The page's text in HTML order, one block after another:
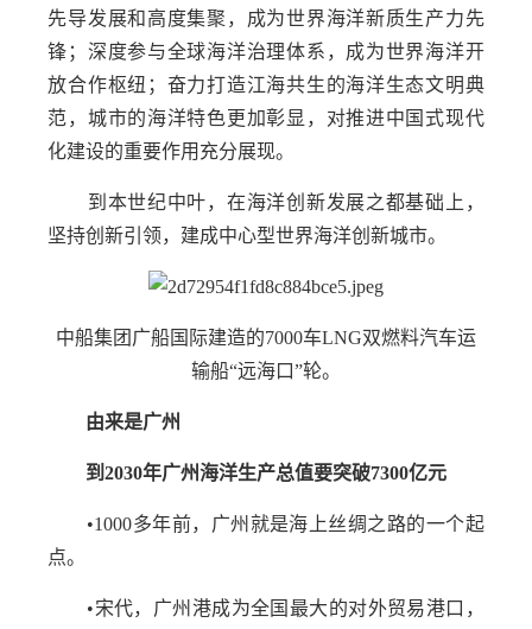
先导发展和高度集聚，成为世界海洋新质生产力先
锋；深度参与全球海洋治理体系，成为世界海洋开
放合作枢纽；奋力打造江海共生的海洋生态文明典
范，城市的海洋特色更加彰显，对推进中国式现代
化建设的重要作用充分展现。
到本世纪中叶，在海洋创新发展之都基础上，
坚持创新引领，建成中心型世界海洋创新城市。
中船集团广船国际建造的7000车LNG双燃料汽车运
输船“远海口”轮。
由来是广州
到2030年广州海洋生产总值要突破7300亿元
•1000多年前，广州就是海上丝绸之路的一个起
点。
•宋代，广州港成为全国最大的对外贸易港口，